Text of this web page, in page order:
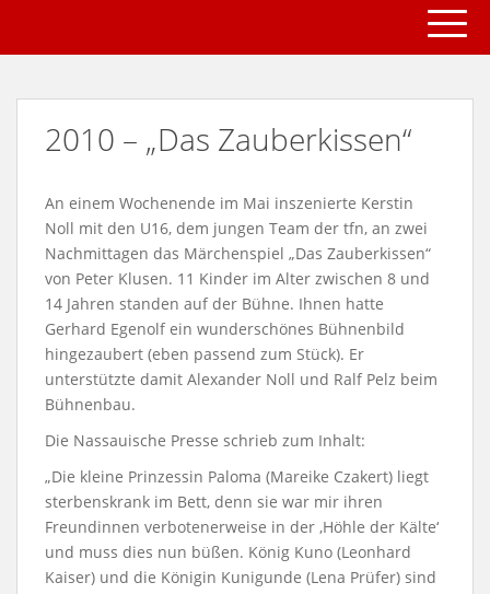
i
2010 – „Das Zauberkissen“
An einem Wochenende im Mai inszenierte Kerstin
Noll mit den U16, dem jungen Team der tfn, an zwei
Nachmittagen das Märchenspiel „Das Zauberkissen“
von Peter Klusen. 11 Kinder im Alter zwischen 8 und
14 Jahren standen auf der Bühne. Ihnen hatte
Gerhard Egenolf ein wunderschönes Bühnenbild
hingezaubert (eben passend zum Stück). Er
unterstützte damit Alexander Noll und Ralf Pelz beim
Bühnenbau.
Die Nassauische Presse schrieb zum Inhalt:
„Die kleine Prinzessin Paloma (Mareike Czakert) liegt
sterbenskrank im Bett, denn sie war mir ihren
Freundinnen verbotenerweise in der ‚Höhle der Kälte‘
und muss dies nun büßen. König Kuno (Leonhard
Kaiser) und die Königin Kunigunde (Lena Prüfer) sind